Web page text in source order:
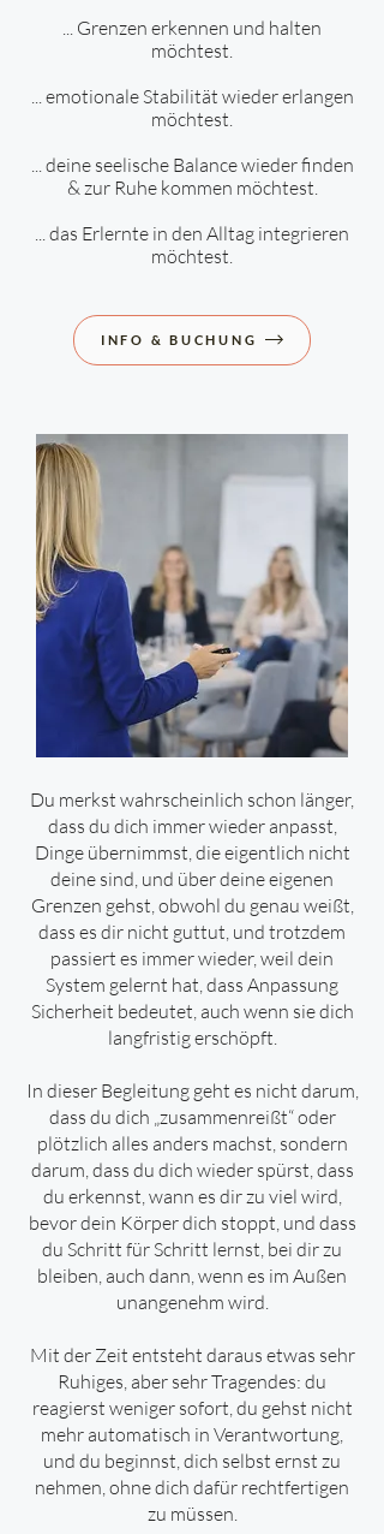
... Grenzen erkennen und halten
möchtest
... emotionale Stabilität wieder erlangen
möchtest.
... deine seelische Balance wieder finden
& zur Ruhe kommen möchtest.
... das Erlernte in den Alltag integrieren
möchtest.
INFO & BUCHUNG
Du merkst wahrscheinlich schon länger,
dass du dich immer wieder anpasst,
Dinge übernimmst, die eigentlich nicht
deine sind, und über deine eigenen
Grenzen gehst, obwohl du genau weißt,
dass es dir nicht guttut, und trotzdem
passiert es immer wieder, weil dein
System gelernt hat, dass Anpassung
Sicherheit bedeutet, auch wenn sie dich
langfristig erschöpft.
In dieser Begleitung geht es nicht darum,
dass du dich „zusammenreißt“ oder
plötzlich alles anders machst, sondern
darum, dass du dich wieder spürst, dass
du erkennst, wann es dir zu viel wird,
bevor dein Körper dich stoppt, und dass
du Schritt für Schritt lernst, bei dir zu
bleiben, auch dann, wenn es im Außen
unangenehm wird.
Mit der Zeit entsteht daraus etwas sehr
Ruhiges, aber sehr Tragendes: du
reagierst weniger sofort, du gehst nicht
mehr automatisch in Verantwortung,
und du beginnst, dich selbst ernst zu
nehmen, ohne dich dafür rechtfertigen
zu müssen.